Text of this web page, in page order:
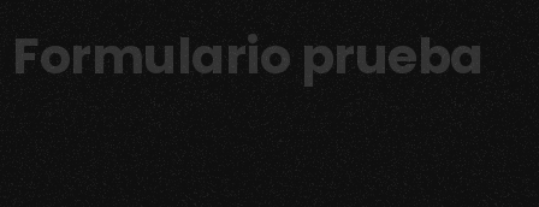
Formulario prueba